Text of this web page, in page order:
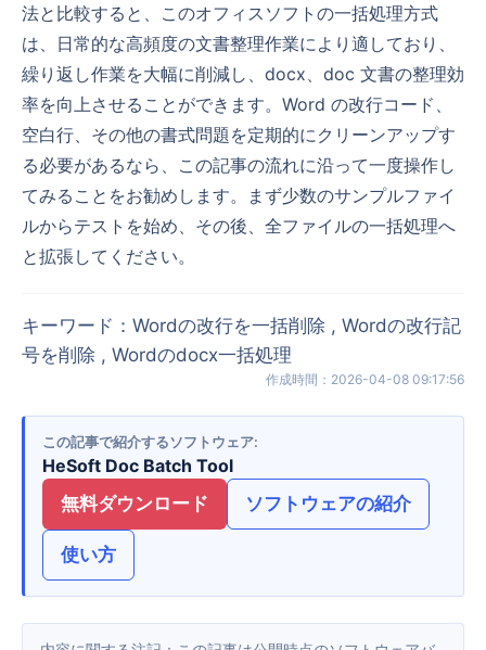
法と比較すると、このオフィスソフトの一括処理方式
は、日常的な高頻度の文書整理作業により適しており、
繰り返し作業を大幅に削減し、docx、doc 文書の整理効
率を向上させることができます。Word の改行コード、
空白行、その他の書式問題を定期的にクリーンアップす
る必要があるなら、この記事の流れに沿って一度操作し
てみることをお勧めします。まず少数のサンプルファイ
ルからテストを始め、その後、全ファイルの一括処理へ
と拡張してください。
キーワード ： Wordの改行を一括削除 , Wordの改行記
号を削除 , Wordのdocx一括処理
作成時間 ： 2026-04-08 09:17:56
この記事で紹介するソフトウェア
HeSoft Doc Batch Tool
無料ダウンロード
ソフトウェアの紹介
使い方